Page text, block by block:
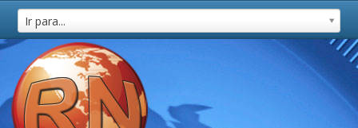
Ir para...